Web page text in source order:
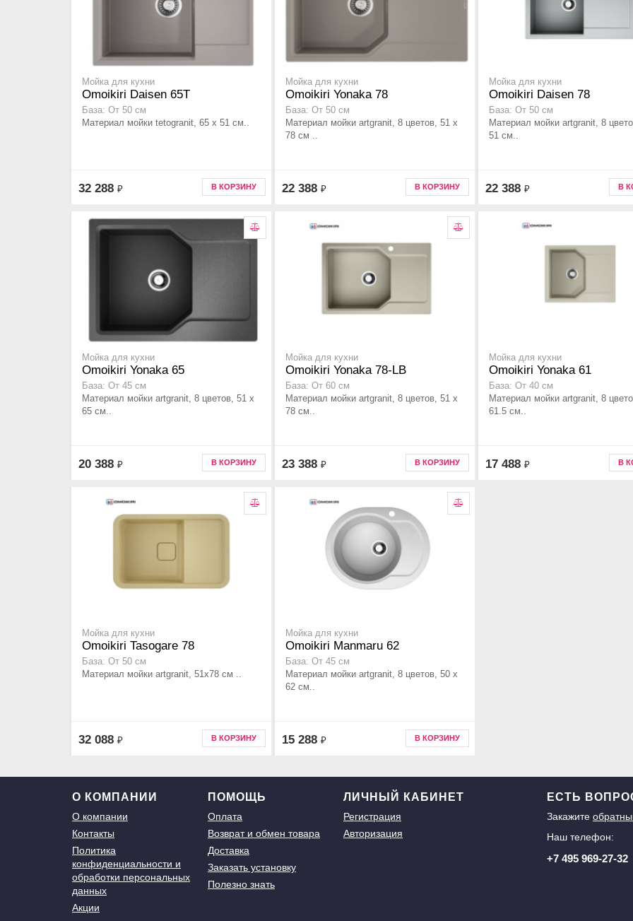
Мойка для кухни
Omoikiri Daisen 65T
База: От 50 см
Материал мойки tetogranit, 65 x 51 см..
32 288 ₽ В КОРЗИНУ
Мойка для кухни
Omoikiri Yonaka 78
База: От 50 см
Материал мойки artgranit, 8 цветов, 51 x
78 см ..
22 388 ₽ В КОРЗИНУ
Мойка для кухни
Omoikiri Daisen 78
База: От 50 см
Материал мойки artgranit, 8
51 см..
22 388 ₽ В
Мойка для кухни
Omoikiri Yonaka 65
База: От 45 см
Материал мойки artgranit, 8 цветов, 51 x
65 см..
20 388 ₽ В КОРЗИНУ
Мойка для кухни
Omoikiri Yonaka 78-LB
База: От 60 см
Материал мойки artgranit, 8 цветов, 51 x
78 см..
23 388 ₽ В КОРЗИНУ
Мойка для кухни
Omoikiri Yonaka 61
База: От 40 см
Материал мойки artgranit, 8
61.5 см..
17 488 ₽ В
Мойка для кухни
Omoikiri Tasogare 78
База: От 50 см
Материал мойки artgranit, 51x78 см ..
32 088 ₽ В КОРЗИНУ
Мойка для кухни
Omoikiri Manmaru 62
База: От 45 см
Материал мойки artgranit, 8 цветов, 50 x
62 см..
15 288 ₽ В КОРЗИНУ
О КОМПАНИИ
О компании
Контакты
Политика
конфиденциальности и
обработки персональных
данных
Акции
ПОМОЩЬ
Оплата
Возврат и обмен товара
Доставка
Заказать установку
Полезно знать
ЛИЧНЫЙ КАБИНЕТ
Регистрация
Авторизация
ЕСТЬ
Закажите
Наш телефон:
+7 495 969-27-32